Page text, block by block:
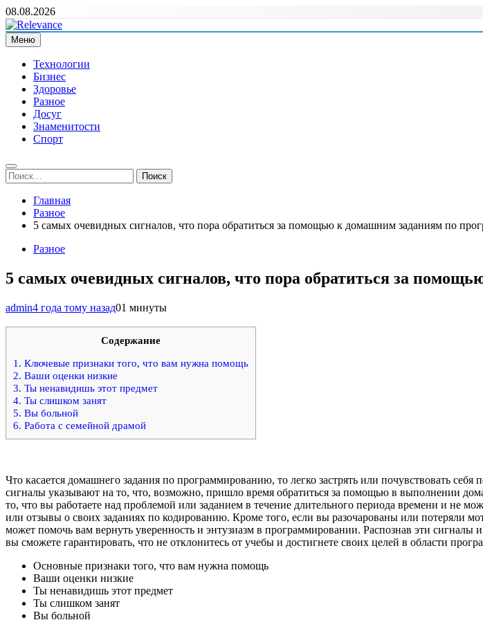
Перейти
к
содержимому
08.08.2026
Relevance
Релевантні новини — саме те, що вам потрібно
Меню
Технологии
Бизнес
Здоровье
Разное
Досуг
Знаменитости
Спорт
Найти:
Главная
Разное
5 самых очевидных сигналов, что пора обратиться за помощью к домашним заданиям по
Разное
5 самых очевидных сигналов, что пора обратиться за
admin4 года тому назад01 минуты
Содержание
1. Ключевые признаки того, что вам нужна помощь
2. Ваши оценки низкие
3. Ты ненавидишь этот предмет
4. Ты слишком занят
5. Вы больной
6. Работа с семейной драмой
Что касается домашнего задания по программированию, то легко застрять или почувствовать
сигналы указывают на то, что, возможно, пришло время обратиться за помощью в выполнении
то, что вы работаете над проблемой или заданием в течение длительного периода времени и не
или отзывы о своих заданиях по кодированию. Кроме того, если вы разочарованы или потеряли
может помочь вам вернуть уверенность и энтузиазм в программировании. Распознав эти
вы сможете гарантировать, что не отклонитесь от учебы и достигнете своих целей в области
Основные признаки того, что вам нужна помощь
Ваши оценки низкие
Ты ненавидишь этот предмет
Ты слишком занят
Вы больной